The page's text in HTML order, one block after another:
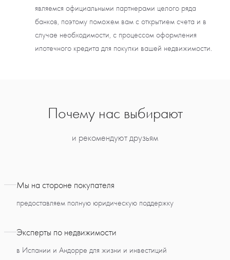
являемся официальными партнерами целого ряда
банков, поэтому поможем вам с открытием счета и в
случае необходимости, с процессом оформления
ипотечного кредита для покупки вашей недвижимости.
Почему нас выбирают
и рекомендуют друзьям
Мы на стороне покупателя
предоставляем полную юридическую поддержку
Эксперты по недвижимости
в Испании и Андорре для жизни и инвестиций